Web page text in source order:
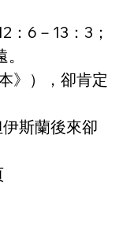
6－13：3；
》），卻肯定
斯蘭後來卻